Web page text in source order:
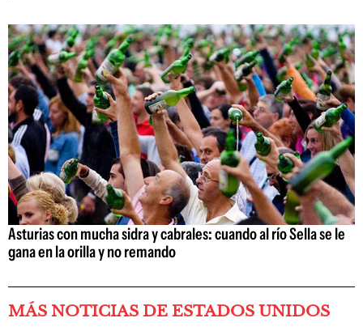
Asturias con mucha sidra y cabrales: cuando al río Sella se le
gana en la orilla y no remando
MÁS NOTICIAS DE ESTADOS UNIDOS